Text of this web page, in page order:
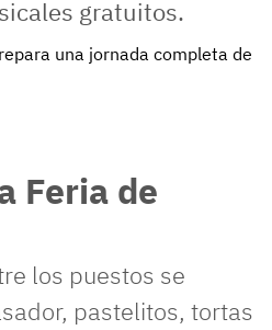
una jornada completa de
Feria de
los puestos se
pastelitos, tortas